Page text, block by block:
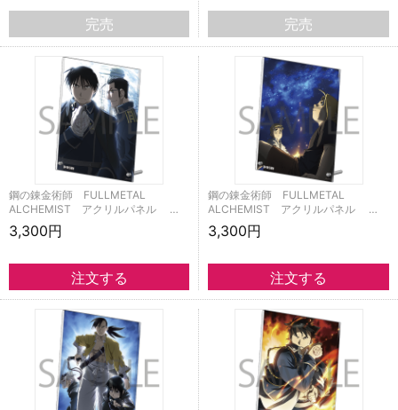
完売 完売
鋼の錬金術師 FULLMETAL
ALCHEMIST アクリルパネル …
3,300円
鋼の錬金術師 FULLMETAL
ALCHEMIST アクリルパネル …
3,300円